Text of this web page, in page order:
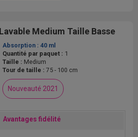
Medium Taille Basse
Absorption : 40 ml
Quantité par paquet : 1
Taille : Medium
Tour de taille : 75 - 100 cm
Nouveauté 2021
Avantages fidélité